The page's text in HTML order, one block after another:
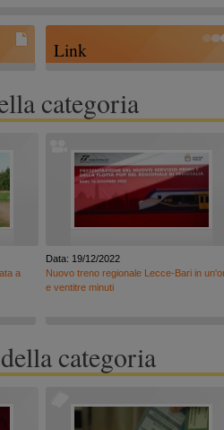
Link
categoria
a
Data: 19/12/2022
Nuovo treno regionale Lecce-Bari in
e ventitre minuti
categoria